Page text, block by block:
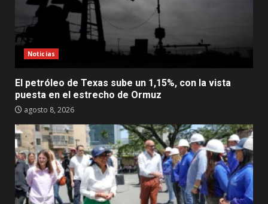
Noticias
El petróleo de Texas sube un 1,15%, con la vista
puesta en el estrecho de Ormuz
agosto 8, 2026